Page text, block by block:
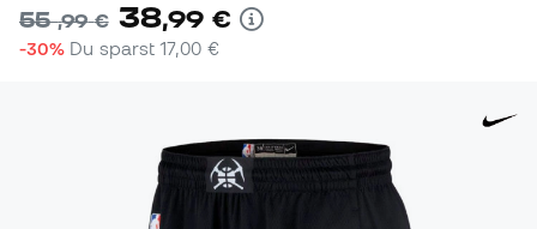
55,99 € 38,99 €
-30% Du sparst17,00 €